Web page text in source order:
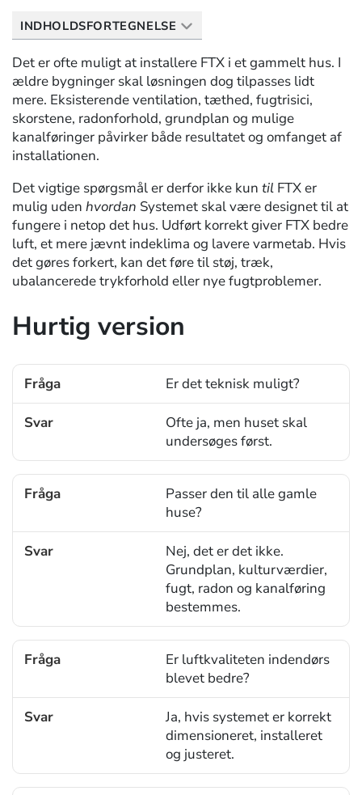
INDHOLDSFORTEGNELSE
Det er ofte muligt at installere FTX i et gammelt hus. I
ældre bygninger skal løsningen dog tilpasses lidt
mere. Eksisterende ventilation, tæthed, fugtrisici,
skorstene, radonforhold, grundplan og mulige
kanalføringer påvirker både resultatet og omfanget af
installationen.
Det vigtige spørgsmål er derfor ikke kun til FTX er
mulig uden hvordan Systemet skal være designet til at
fungere i netop det hus. Udført korrekt giver FTX bedre
luft, et mere jævnt indeklima og lavere varmetab. Hvis
det gøres forkert, kan det føre til støj, træk,
ubalancerede trykforhold eller nye fugtproblemer.
Hurtig version
Spørgsmål
Svar.
Er det teknisk muligt?
Ofte ja, men huset skal
undersøges først.
Passer den til alle gamle
huse?
Nej, det er det ikke.
Grundplan, kulturværdier,
fugt, radon og kanalføring
bestemmes.
Er luftkvaliteten indendørs
blevet bedre?
Ja, hvis systemet er korrekt
dimensioneret, installeret
og justeret.